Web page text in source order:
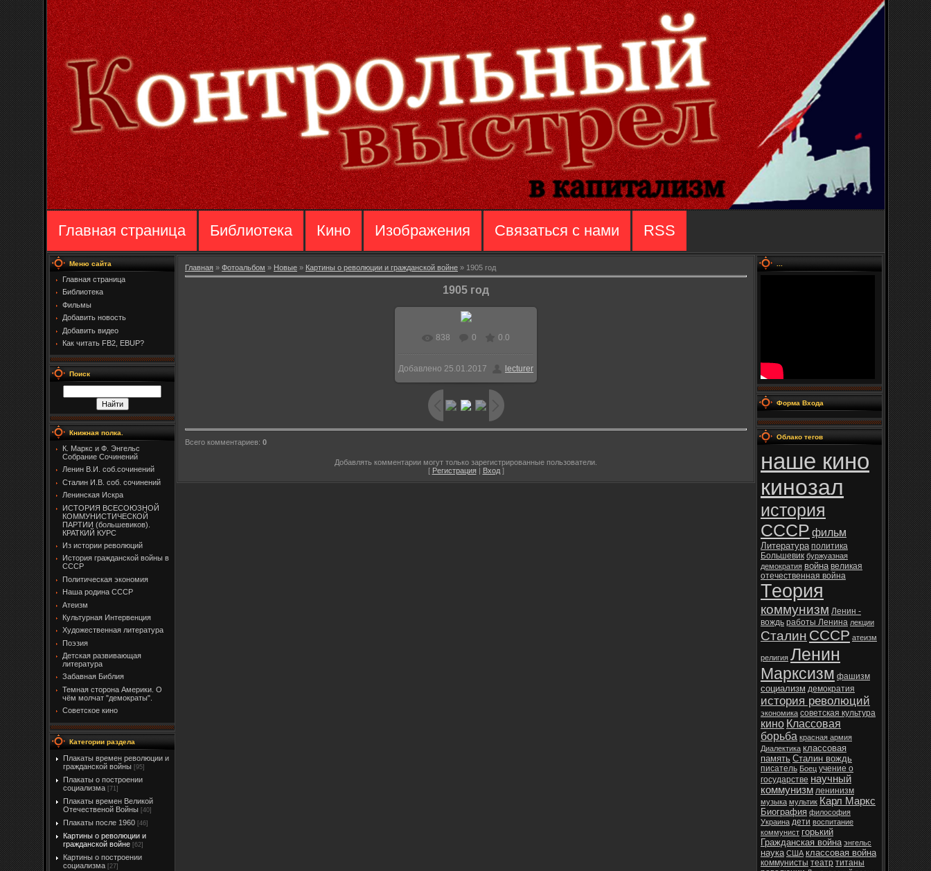
Главная страница Библиотека Кино Изображения Связаться с нами RSS
Меню сайта
Главная страница
Библиотека
Фильмы
Добавить новость
Добавить видео
Как читать FB2, EBUP?
Поиск
Книжная полка.
К. Маркс и Ф. Энгельс
Собрание Сочинений
Ленин В.И. соб.сочинений
Сталин И.В. соб. сочинений
Ленинская Искра
ИСТОРИЯ ВСЕСОЮЗНОЙ
КОММУНИСТИЧЕСКОЙ
ПАРТИИ (большевиков).
КРАТКИЙ КУРС
Из истории революций
История гражданской войны в
СССР
Политическая экономия
Наша родина СССР
Атеизм
Культурная Интервенция
Художественная литература
Поэзия
Детская развивающая
литература
Забавная Библия
Темная сторона Америки. О
чём молчат "демократы".
Советское кино
Категории раздела
Плакаты времен революции и
гражданской войны [95]
Плакаты о построении
социализма [71]
Плакаты времен Великой
Отечественой Войны [40]
Плакаты после 1960 [46]
Картины о революции и
гражданской войне [62]
Картины о построении
социализма [27]
Главная » Фотоальбом » Новые » Картины о революции и гражданской войне » 1905 год
1905 год
В реальном размере
701x297/ 65.5Kb
838 0 0.0
Добавлено 25.01.2017 lecturer
Всего комментариев: 0
Добавлять комментарии могут только зарегистрированные пользователи.
[ Регистрация| Вход]
Форма Входа
Облако тегов
наше кино
кинозал
история
СССР фильм
Литература политика
Большевик буржуазная
демократия война великая
отечественная война
Теория
коммунизм Ленин -
вождь работы Ленина лекции
Сталин СССР атеизм
религия Ленин
Марксизм фашизм
социализм демократия
история революций
экономика советская культура
кино Классовая
борьба красная армия
Диалектика классовая
память Сталин вождь
писатель Боец учение о
государстве научный
коммунизм ленинизм
музыка мультик Карл Маркс
Биография философия
Украина дети воспитание
коммунист горький
Гражданская война энгельс
наука США классовая война
коммунисты театр титаны